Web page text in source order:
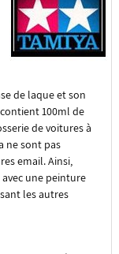
de laque et son
100ml de
de voitures à
ne sont pas
email. Ainsi,
une peinture
les autres